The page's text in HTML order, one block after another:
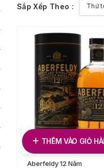
Sắp Xếp Theo :
THÊM VÀO GIỎ
Aberfeldy 12 Năm